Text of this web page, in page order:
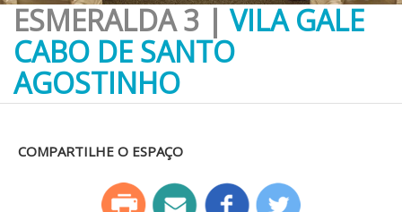
ESMERALDA 3 | VILA GALE
CABO DE SANTO
AGOSTINHO
COMPARTILHE O ESPAÇO